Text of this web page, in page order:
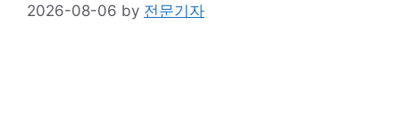
2026-08-06 by 전문기자